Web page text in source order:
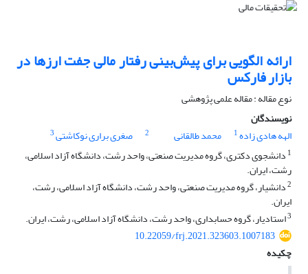
ارائه الگویی برای پیش‌بینی رفتار مالی جفت ارزها در
بازار فارکس
نوع مقاله : مقاله علمی پژوهشی
نویسندگان
الهه هادی زاده1 محمد طالقانی 2 صغری براری نوکاشتی3
1 دانشجوی دکتری، گروه مدیریت صنعتی، واحد رشت، دانشگاه آزاد اسلامی،
رشت، ایران.
2دانشیار، گروه مدیریت صنعتی، واحد رشت، دانشگاه آزاد اسلامی، رشت،
ایران.
3استادیار، گروه حسابداری، واحد رشت، دانشگاه آزاد اسلامی، رشت، ایران.
10.22059/frj.2021.323603.1007183
چکیده